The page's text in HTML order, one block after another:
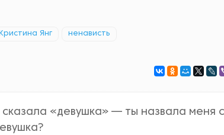
Кристина Янг ненависть
«девушка» — ты назвала меня